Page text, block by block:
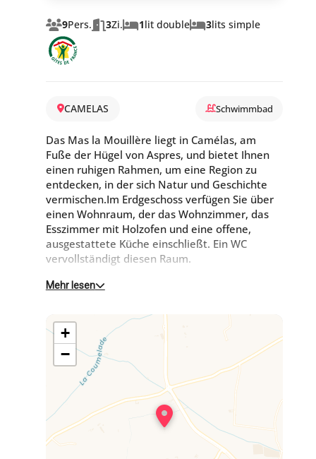
9Pers. 3Zi. 1lit double 3lits simple
CAMELAS Schwimmbad
Das Mas la Mouillère liegt in Camélas, am
Fuße der Hügel von Aspres, und bietet Ihnen
einen ruhigen Rahmen, um eine Region zu
entdecken, in der sich Natur und Geschichte
vermischen.Im Erdgeschoss verfügen Sie über
einen Wohnraum, der das Wohnzimmer, das
Esszimmer mit Holzofen und eine offene,
ausgestattete Küche einschließt. Ein WC
vervollständigt diesen Raum.
Im Obergeschoss erwarten Sie zwei
Dusche und WC begleitet werden:
Schlafzimmer: 1 Bett 180x200 (oder 2 Betten
90x190) + 1 Bett 90x190.
Schlafzimmer: 1 Bett 140x190
Im zweiten Stock befindet sich ein drittes
Schlafzimmer mit Dachschrägen und flexiblen
Schlafmöglichkeiten: 2 Betten 90x190 + 1 Bett
180x200 (oder 2 Betten 90x190).
Ein Badezimmer mit Dusche und WC. Alle
Zimmer verfügen über eine Klimaanlage.
Mehr lesen
+
−